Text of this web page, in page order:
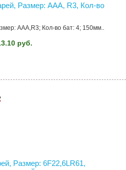
Размер: AAA, R3, Кол-во
AAA,R3; Кол-во бат: 4; 150мм..
руб.
Размер: 6F22,6LR61,